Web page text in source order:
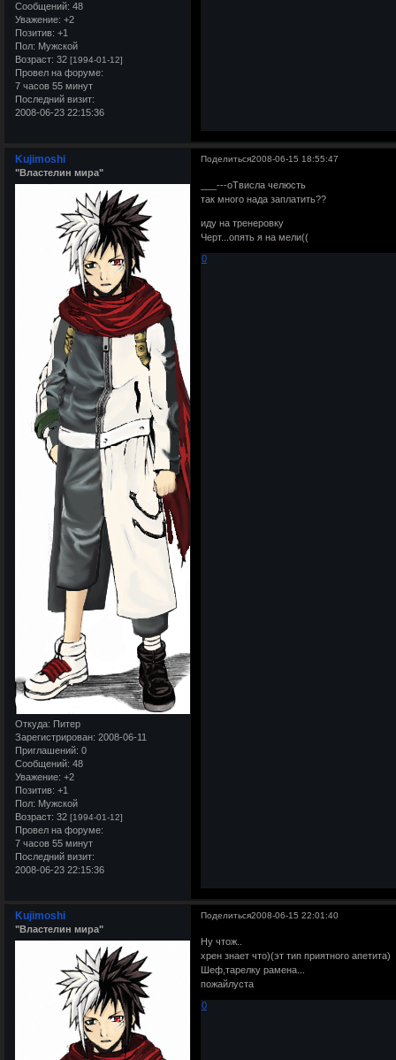
Сообщений: 48
Уважение: +2
Позитив: +1
Пол: Мужской
Возраст: 32 [1994-01-12]
Провел на форуме:
7 часов 55 минут
Последний визит:
2008-06-23 22:15:36
Поделиться2008-06-15 18:55:47
Kujimoshi
"Властелин мира"
Откуда: Питер
Зарегистрирован: 2008-06-11
Приглашений: 0
Сообщений: 48
Уважение: +2
Позитив: +1
Пол: Мужской
Возраст: 32 [1994-01-12]
Провел на форуме:
7 часов 55 минут
Последний визит:
2008-06-23 22:15:36
___---оТвисла челюсть
так много нада заплатить??
иду на тренеровку
Черт...опять я на мели((
0
Поделиться2008-06-15 22:01:40
Kujimoshi
"Властелин мира"
Ну чтож..
хрен знает что)(эт тип приятного апетита)
Шеф,тарелку рамена...
пожайлуста
0